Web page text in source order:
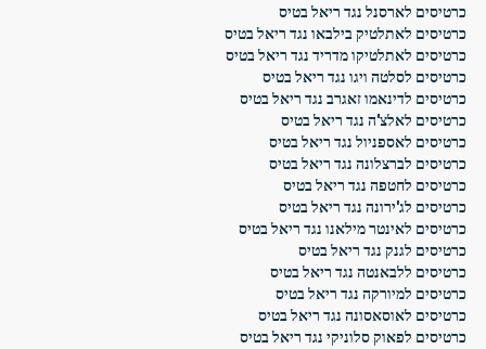
כרטיסים לארסנל נגד ריאל בטיס
כרטיסים לאתלטיק בילבאו נגד ריאל בטיס
כרטיסים לאתלטיקו מדריד נגד ריאל בטיס
כרטיסים לסלטה ויגו נגד ריאל בטיס
כרטיסים לדינאמו זאגרב נגד ריאל בטיס
כרטיסים לאלצ'ה נגד ריאל בטיס
כרטיסים לאספניול נגד ריאל בטיס
כרטיסים לברצלונה נגד ריאל בטיס
כרטיסים לחטפה נגד ריאל בטיס
כרטיסים לג'ירונה נגד ריאל בטיס
כרטיסים לאינטר מילאנו נגד ריאל בטיס
כרטיסים לגנק נגד ריאל בטיס
כרטיסים ללבאנטה נגד ריאל בטיס
כרטיסים למיורקה נגד ריאל בטיס
כרטיסים לאוסאסונה נגד ריאל בטיס
כרטיסים לפאוק סלוניקי נגד ריאל בטיס